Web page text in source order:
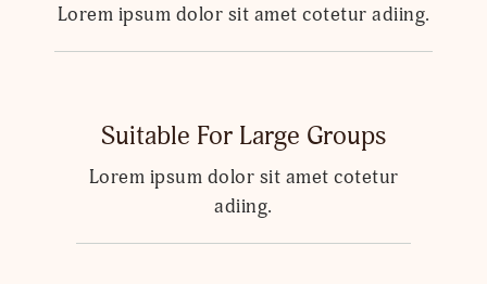
Lorem ipsum dolor sit amet cotetur adiing.
Suitable For Large Groups
Lorem ipsum dolor sit amet cotetur
adiing.